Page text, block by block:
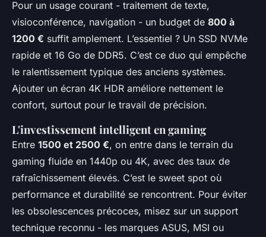
Pour un usage courant - traitement de texte,
visioconférence, navigation - un budget de 800 à
1200 € suffit amplement. L’essentiel ? Un SSD NVMe
rapide et 16 Go de DDR5. C’est ce duo qui empêche
le ralentissement typique des anciens systèmes.
Ajouter un écran 4K HDR améliore nettement le
confort, surtout pour le travail de précision.
L'investissement intelligent en gaming
Entre 1500 et 2500 €, on entre dans le terrain du
gaming fluide en 1440p ou 4K, avec des taux de
rafraîchissement élevés. C’est le sweet spot où
performance et durabilité se rencontrent. Pour éviter
les obsolescences précoces, misez sur un support
technique reconnu - les marques ASUS, MSI ou